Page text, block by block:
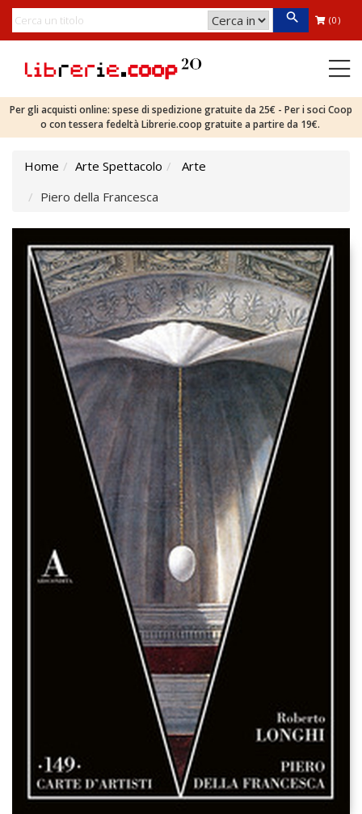
(0)
Per gli acquisti online: spese di spedizione gratuite da 25€ - Per i soci Coop
o con tessera fedeltà Librerie.coop gratuite a partire da 19€.
Home Arte Spettacolo
Arte
Piero della Francesca